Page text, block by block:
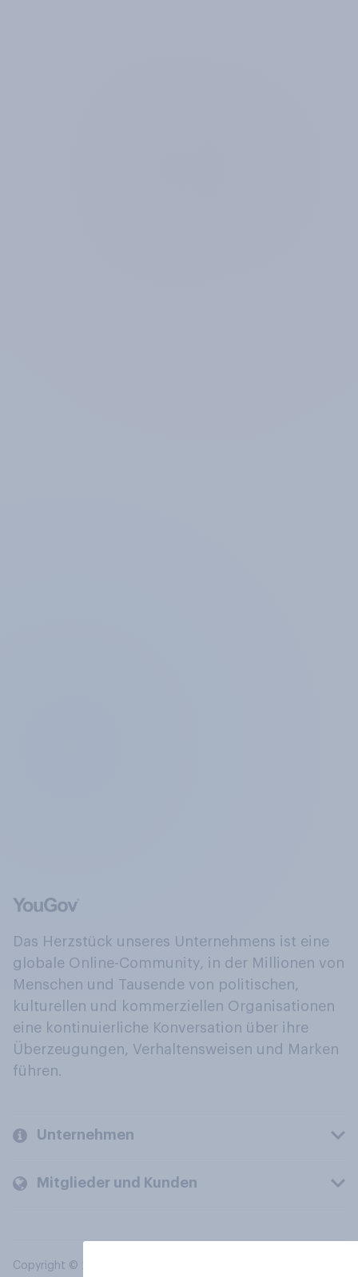
Das Herzstück unseres Unternehmens ist eine
globale Online-Community, in der Millionen von
Menschen und Tausende von politischen,
kulturellen und kommerziellen Organisationen
eine kontinuierliche Konversation über ihre
Überzeugungen, Verhaltensweisen und Marken
führen.
Unternehmen
Mitglieder und Kunden
Copyright © 2026 YouGov PLC. Alle Rechte vorbehalten.